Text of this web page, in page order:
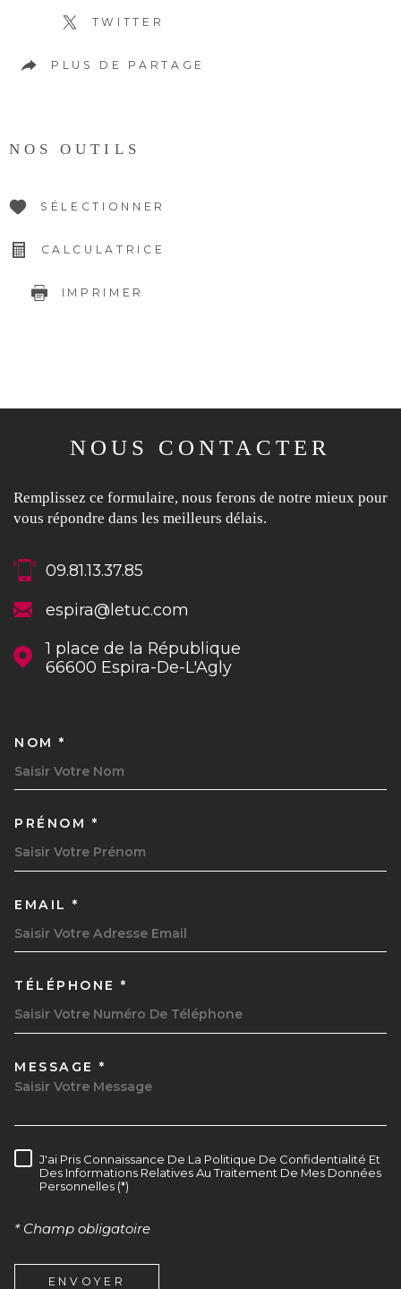
TWITTER
PLUS DE PARTAGE
NOS OUTILS
SÉLECTIONNER
CALCULATRICE
IMPRIMER
NOUS CONTACTER
Remplissez ce formulaire, nous ferons de notre mieux pour
vous répondre dans les meilleurs délais.
09.81.13.37.85
espira@letuc.com
1 place de la République
66600
Espira-De-L'Agly
NOM *
PRÉNOM *
EMAIL *
TÉLÉPHONE *
MESSAGE *
RÈGLEMENTATION
J'ai Pris Connaissance De La Politique De Confidentialité Et
Des Informations Relatives Au Traitement De Mes Données
Personnelles (*)
* Champ obligatoire
ENVOYER